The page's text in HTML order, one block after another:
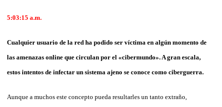
5:03:15 a.m.
Cualquier usuario de la red ha podido ser víctima en algún momento de
las amenazas online que circulan por el «cibermundo». A gran escala,
estos intentos de infectar un sistema ajeno se conoce como ciberguerra.
Aunque a muchos este concepto pueda resultarles un tanto extraño,